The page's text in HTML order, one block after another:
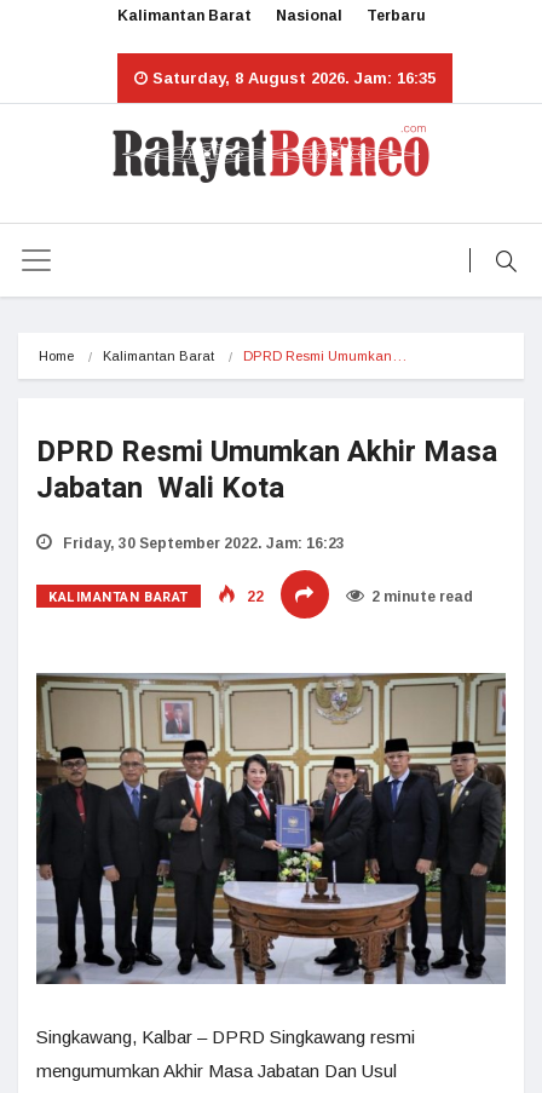
Kalimantan Barat Nasional Terbaru
Saturday, 8 August 2026. Jam: 16:35
Home Kalimantan Barat DPRD Resmi Umumkan…
DPRD Resmi Umumkan Akhir Masa
Jabatan Wali Kota
Friday, 30 September 2022. Jam: 16:23
KALIMANTAN BARAT 22 2 minute read
Singkawang, Kalbar – DPRD Singkawang resmi
mengumumkan Akhir Masa Jabatan Dan Usul